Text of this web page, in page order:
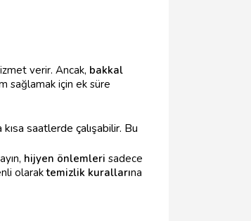
verir. Ancak, bakkal
sağlamak için ek süre
saatlerde çalışabilir. Bu
hijyen önlemleri sadece
olaraktemizlik kurallarına